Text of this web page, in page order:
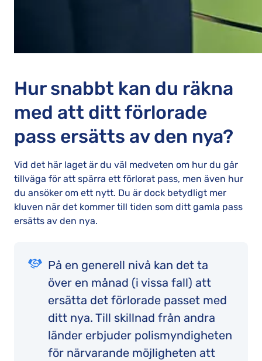
Hur snabbt kan du räkna
med att ditt förlorade
pass ersätts av den nya?
Vid det här laget är du väl medveten om hur du går
tillväga för att spärra ett förlorat pass, men även hur
du ansöker om ett nytt. Du är dock betydligt mer
kluven när det kommer till tiden som ditt gamla pass
ersätts av den nya.
På en generell nivå kan det ta
över en månad (i vissa fall) att
ersätta det förlorade passet med
ditt nya. Till skillnad från andra
länder erbjuder polismyndigheten
för närvarande möjligheten att